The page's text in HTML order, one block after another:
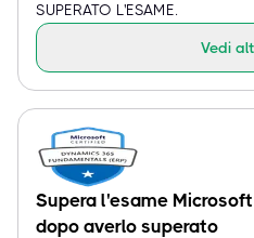
SUPERATO L'ESAME.
Vedi
Supera l'esame
dopo averlo superato